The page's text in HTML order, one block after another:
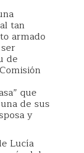
tan
armado
de
que
de sus
y
Lucía